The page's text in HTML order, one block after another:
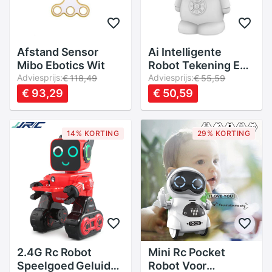
Afstand Sensor
Mibo Ebotics Wit
Adviesprijs:€ 118,49
€ 93,29
Ai Intelligente
Robot Tekening En
Lezen Vroege
Onderwijs Machine
Wifi Stem Leren
Machine Kinderen
Speelgoed
Adviesprijs:€ 55,59
€ 50,59
14% KORTING
2.4G Rc Robot
Speelgoed Geluid
29% KORTING
Mini Rc Pocket
Robot Voor